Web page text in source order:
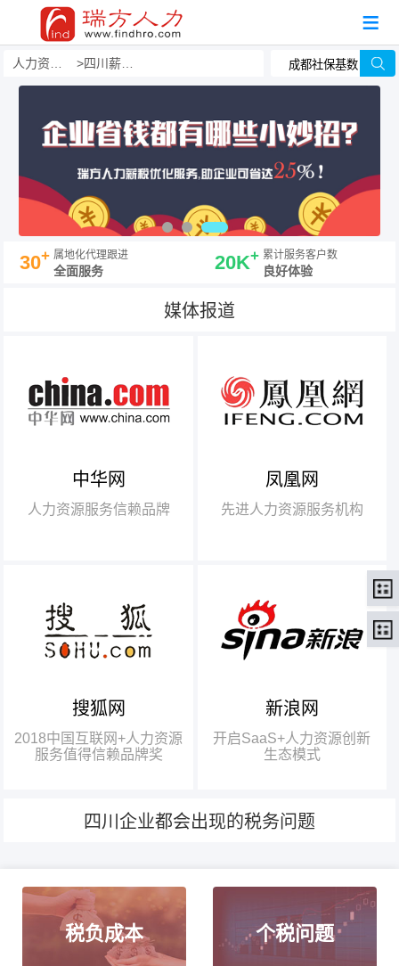
四川薪酬福利外包
30+ 属地化代理跟进
全面服务 20K+ 累计服务客户数
良好体验
媒体报道
中华网
人力资源服务信赖品牌
【腾讯】“2018中国互联网
+行业领军企业奖”
【瑞方】“2018中国互联网
凤凰网
先进人力资源服务机构
搜狐网
2018中国互联网+人力资源
服务值得信赖品牌奖
瑞方人力获得人力资源行业唯
一奖项——“2018中国互联网+人
力资源服务值得信赖品牌奖”
新浪网
开启SaaS+人力资源创新
生态模式
四川企业都会出现的税务问题
税负成本 个税问题